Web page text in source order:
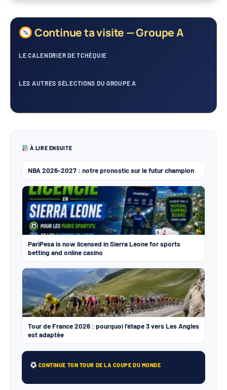
Continue ta visite — Groupe A
LE CALENDRIER DE TCHÉQUIE
LES AUTRES SÉLECTIONS DU GROUPE A
À LIRE ENSUITE
NBA 2026-2027 : notre pronostic sur le futur champion
PariPesa is now licensed in Sierra Leone for sports
betting and online casino
Tour de France 2026 : pourquoi l’étape 3 vers Les Angles
est adaptée
CONTINUE TON TOUR DE LA COUPE DU MONDE